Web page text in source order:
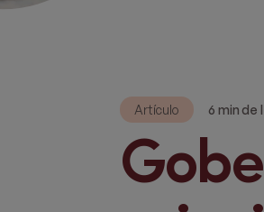
Artículo 6 min de